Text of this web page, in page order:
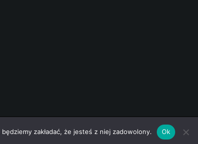
zakładać, że jesteś z niej zadowolony. Ok